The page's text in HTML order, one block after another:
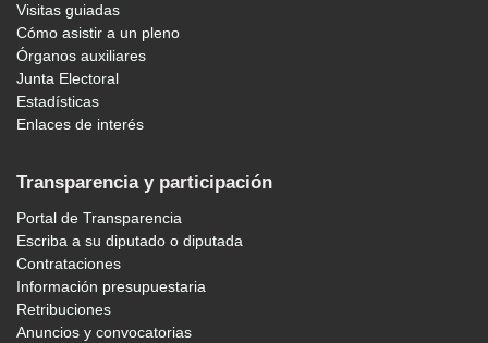
Visitas guiadas
Cómo asistir a un pleno
Órganos auxiliares
Junta Electoral
Estadísticas
Enlaces de interés
Transparencia y participación
Portal de Transparencia
Escriba a su diputado o diputada
Contrataciones
Información presupuestaria
Retribuciones
Anuncios y convocatorias